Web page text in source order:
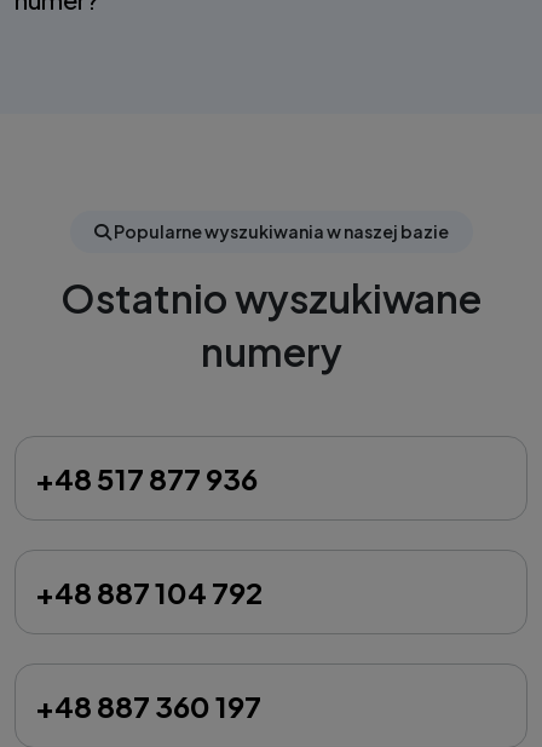
Popularne wyszukiwania w naszej bazie
Ostatnio wyszukiwane
numery
+48 517 877 936
+48 887 104 792
+48 887 360 197